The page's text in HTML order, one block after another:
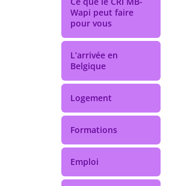
Wapi peut faire
pour vous
L’arrivée en
Belgique
Logement
Formations
Emploi